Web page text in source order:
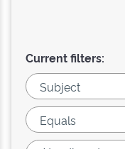
Current filters: